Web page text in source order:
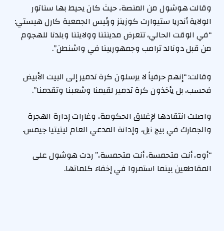
وقالت هوشول من المنصة، حيث كان يحيط بها سناتور
الولاية أندريا ستيوارت كوزينز ورئيس الجمعية كارل هيستي:
“في الوقت الحالي، تتعرض مدينتنا وولايتنا وبلدنا للهجوم
من قبل دونالد ترامب وجمهوريينا في واشنطن”.
وقالت: “إنهم حرفياً لا يرسلون كرة تدمير إلى البيت الأبيض
فحسب، بل يأخذون كرة تدمير لقيمنا وشعبنا وتقدمنا”.
واصلت انتقادها لإغلاق الحكومة، وغارات إدارة الهجرة
والجمارك في بيج آبل، وإدانة المدعي العام ليتيتيا جيمس.
“أوه، أنت متحمسة، أنت متحمسة،” ردت هوشول على
المقاطعين بينما استمروا في إخفاء كلماتها.